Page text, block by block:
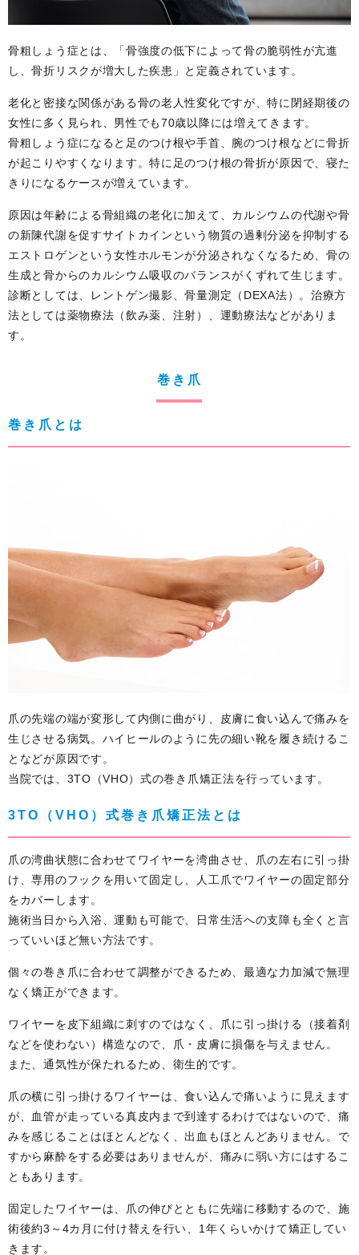
骨粗しょう症とは、「骨強度の低下によって骨の脆弱性が亢進
し、骨折リスクが増大した疾患」と定義されています。
老化と密接な関係がある骨の老人性変化ですが、特に閉経期後の
女性に多く見られ、男性でも70歳以降には増えてきます。
骨粗しょう症になると足のつけ根や手首、腕のつけ根などに骨折
が起こりやすくなります。特に足のつけ根の骨折が原因で、寝た
きりになるケースが増えています。
原因は年齢による骨組織の老化に加えて、カルシウムの代謝や骨
の新陳代謝を促すサイトカインという物質の過剰分泌を抑制する
エストロゲンという女性ホルモンが分泌されなくなるため、骨の
生成と骨からのカルシウム吸収のバランスがくずれて生じます。
診断としては、レントゲン撮影、骨量測定（DEXA法）。治療方
法としては薬物療法（飲み薬、注射）、運動療法などがありま
す。
巻き爪
巻き爪とは
爪の先端の端が変形して内側に曲がり、皮膚に食い込んで痛みを
生じさせる病気。ハイヒールのように先の細い靴を履き続けるこ
となどが原因です。
当院では、3TO（VHO）式の巻き爪矯正法を行っています。
3TO（VHO）式巻き爪矯正法とは
爪の湾曲状態に合わせてワイヤーを湾曲させ、爪の左右に引っ掛
け、専用のフックを用いて固定し、人工爪でワイヤーの固定部分
をカバーします。
施術当日から入浴、運動も可能で、日常生活への支障も全くと言
っていいほど無い方法です。
個々の巻き爪に合わせて調整ができるため、最適な力加減で無理
なく矯正ができます。
ワイヤーを皮下組織に刺すのではなく、爪に引っ掛ける（接着剤
などを使わない）構造なので、爪・皮膚に損傷を与えません。
また、通気性が保たれるため、衛生的です。
爪の横に引っ掛けるワイヤーは、食い込んで痛いように見えます
が、血管が走っている真皮内まで到達するわけではないので、痛
みを感じることはほとんどなく、出血もほとんどありません。で
すから麻酔をする必要はありませんが、痛みに弱い方にはするこ
ともあります。
固定したワイヤーは、爪の伸びとともに先端に移動するので、施
術後約3～4カ月に付け替えを行い、1年くらいかけて矯正してい
きます。